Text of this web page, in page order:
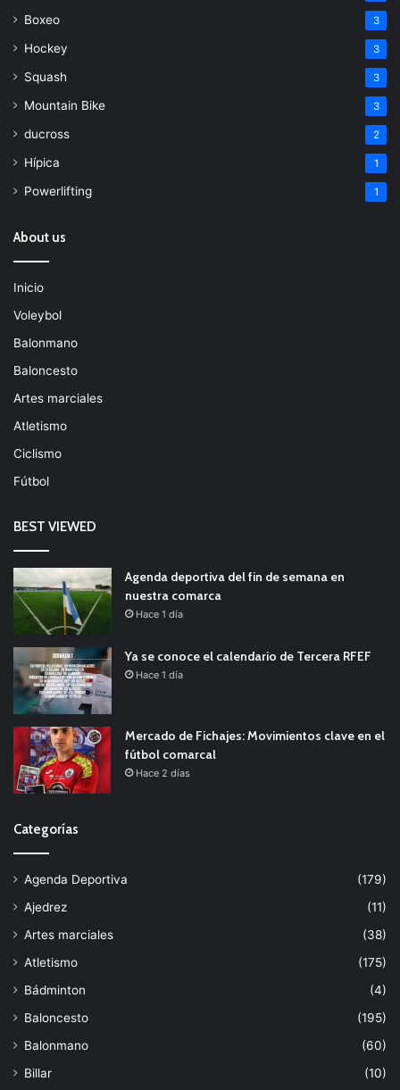
Boxeo 3
Hockey 3
Squash 3
Mountain Bike 3
ducross 2
Hípica 1
Powerlifting 1
About us
Inicio
Voleybol
Balonmano
Baloncesto
Artes marciales
Atletismo
Ciclismo
Fútbol
BEST VIEWED
Agenda deportiva del fin de semana en
nuestra comarca
Hace 1 día
Ya se conoce el calendario de Tercera RFEF
Hace 1 día
Mercado de Fichajes: Movimientos clave en el
fútbol comarcal
Hace 2 días
Categorías
Agenda Deportiva
(179)
Ajedrez
(11)
Artes marciales
(38)
Atletismo
(175)
Bádminton
(4)
Baloncesto
(195)
Balonmano
(60)
Billar
(10)